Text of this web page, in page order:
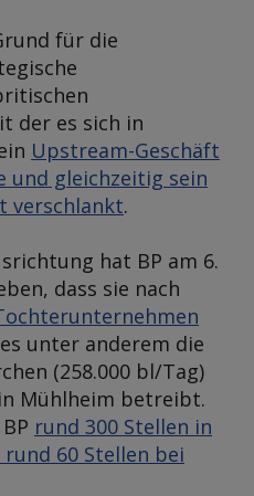
für die
der es sich in
Upstream-Geschäft
und gleichzeitig sein
verschlankt.
hat BP am 6.
dass sie nach
unter anderem die
(258.000 bl/Tag)
Mühlheim betreibt.
rund 300 Stellen in
rund 60 Stellen bei